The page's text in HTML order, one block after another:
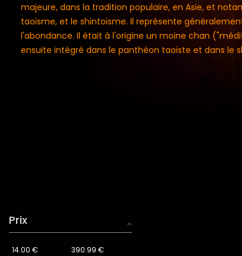
majeure, dans la tradition populaire, en Asie, et
taoïsme, et le shintoïsme. Il représente
l'abondance. Il était à l'origine un moine chan
ensuite intégré dans le panthéon taoïste et dans le
Prix
14.00 € 390.99 €